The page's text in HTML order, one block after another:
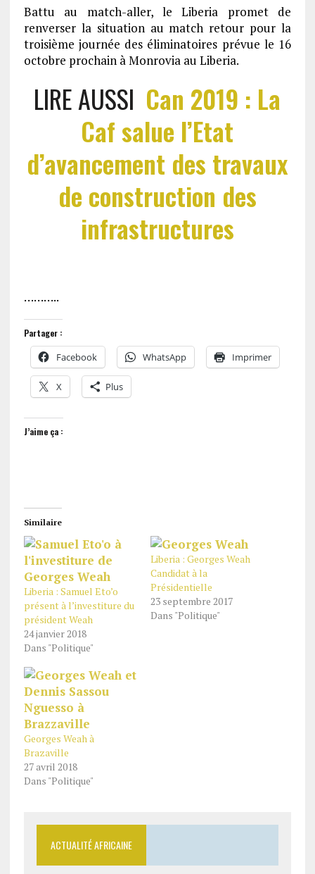
Battu au match-aller, le Liberia promet de
renverser la situation au match retour pour la
troisième journée des éliminatoires prévue le 16
octobre prochain à Monrovia au Liberia.
LIRE AUSSI Can 2019 : La
Caf salue l’Etat
d’avancement des travaux
de construction des
infrastructures
………..
Partager :
Facebook WhatsApp Imprimer
X Plus
J’aime ça :
Similaire
Liberia : Samuel Eto’o
présent à l’investiture du
président Weah
24 janvier 2018
Dans "Politique"
Liberia : Georges Weah
Candidat à la
Présidentielle
23 septembre 2017
Dans "Politique"
Georges Weah à
Brazaville
27 avril 2018
Dans "Politique"
ACTUALITÉ AFRICAINE